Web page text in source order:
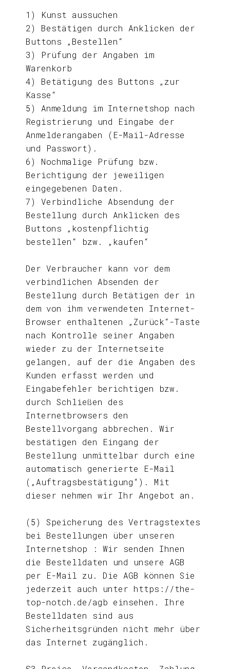
1) Kunst aussuchen
2) Bestätigen durch Anklicken der
Buttons „Bestellen“
3) Prüfung der Angaben im
Warenkorb
4) Betätigung des Buttons „zur
Kasse“
5) Anmeldung im Internetshop nach
Registrierung und Eingabe der
Anmelderangaben (E-Mail-Adresse
und Passwort).
6) Nochmalige Prüfung bzw.
Berichtigung der jeweiligen
eingegebenen Daten.
7) Verbindliche Absendung der
Bestellung durch Anklicken des
Buttons „kostenpflichtig
bestellen“ bzw. „kaufen“
Der Verbraucher kann vor dem
verbindlichen Absenden der
Bestellung durch Betätigen der in
dem von ihm verwendeten Internet-
Browser enthaltenen „Zurück“-Taste
nach Kontrolle seiner Angaben
wieder zu der Internetseite
gelangen, auf der die Angaben des
Kunden erfasst werden und
Eingabefehler berichtigen bzw.
durch Schließen des
Internetbrowsers den
Bestellvorgang abbrechen. Wir
bestätigen den Eingang der
Bestellung unmittelbar durch eine
automatisch generierte E-Mail
(„Auftragsbestätigung“). Mit
dieser nehmen wir Ihr Angebot an.
(5) Speicherung des Vertragstextes
bei Bestellungen über unseren
Internetshop : Wir senden Ihnen
die Bestelldaten und unsere AGB
per E-Mail zu. Die AGB können Sie
jederzeit auch unter https://the-
top-notch.de/agb einsehen. Ihre
Bestelldaten sind aus
Sicherheitsgründen nicht mehr über
das Internet zugänglich.